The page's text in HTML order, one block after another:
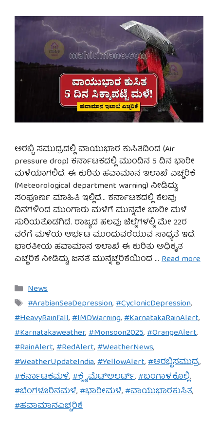
ಅರಬ್ಬಿ ಸಮುದ್ರದಲ್ಲಿ ವಾಯುಭಾರ ಕುಸಿತದಿಂದ (Air
pressure drop) ಕರ್ನಾಟಕದಲ್ಲಿ ಮುಂದಿನ 5 ದಿನ ಭಾರೀ
ಮಳೆಯಾಗಲಿದೆ. ಈ ಕುರಿತು ಹವಾಮಾನ ಇಲಾಖೆ ಎಚ್ಚರಿಕೆ
(Meteorological department warning) ನೀಡಿದ್ದು;
ಸಂಪೂರ್ಣ ಮಾಹಿತಿ ಇಲ್ಲಿದೆ… ಕರ್ನಾಟಕದಲ್ಲಿ ಕೆಲವು
ದಿನಗಳಿಂದ ಮುಂಗಾರು ಮಳೆಗೆ ಮುನ್ನವೇ ಭಾರೀ ಮಳೆ
ಸುರಿಯತೊಡಗಿದೆ. ರಾಜ್ಯದ ಹಲವು ಜಿಲ್ಲೆಗಳಲ್ಲಿ ಮೇ 22ರ
ವರೆಗೆ ಮಳೆಯ ಆರ್ಭಟ ಮುಂದುವರೆಯುವ ಸಾಧ್ಯತೆ ಇದೆ.
ಭಾರತೀಯ ಹವಾಮಾನ ಇಲಾಖೆ ಈ ಕುರಿತು ಅಧಿಕೃತ
ಎಚ್ಚರಿಕೆ ನೀಡಿದ್ದು, ಜನತೆ ಮುನ್ನೆಚ್ಚರಿಕೆಯಿಂದ … Read more
Categories
News
Tags
#ArabianSeaDepression,#CyclonicDepression,
#HeavyRainfall,#IMDWarning,#KarnatakaRainAlert,
#Karnatakaweather,#Monsoon2025,#OrangeAlert,
#RainAlert,#RedAlert,#WeatherNews,
#WeatherUpdateIndia,#YellowAlert,#ಅರಬ್ಬಿಸಮುದ್ರ,
#ಕರ್ನಾಟಕಮಳೆ,#ಕ್ಲೈಮೆಟ್‌ಅಲರ್ಟ್,#ಬಂಗಾಳಕೊಲ್ಲಿ,
#ಬೆಂಗಳೂರಿನಮಳೆ,#ಭಾರೀಮಳೆ,#ವಾಯುಭಾರಕುಸಿತ,
#ಹವಾಮಾನಎಚ್ಚರಿಕೆ